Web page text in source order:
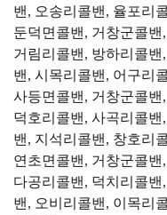
밴, 오송리콜밴, 율포리
둔덕면콜밴, 거창군콜밴
거림리콜밴, 방하리콜
밴, 시목리콜밴, 어구리
사등면콜밴, 거창군콜밴
덕호리콜밴, 사곡리콜
밴, 지석리콜밴, 창호리
연초면콜밴, 거창군콜밴
다공리콜밴, 덕치리콜
밴, 오비리콜밴, 이목리